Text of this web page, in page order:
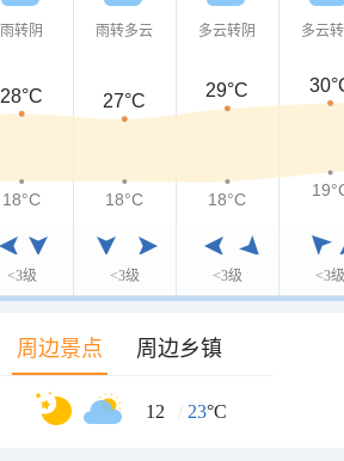
雨转阴
<3级
雨转多云
<3级
多云转阴
<3级
多云
<3级
28°C 27°C
29°C
18°C 18°C 18°C
周边景点 周边乡镇
12 / 23°C